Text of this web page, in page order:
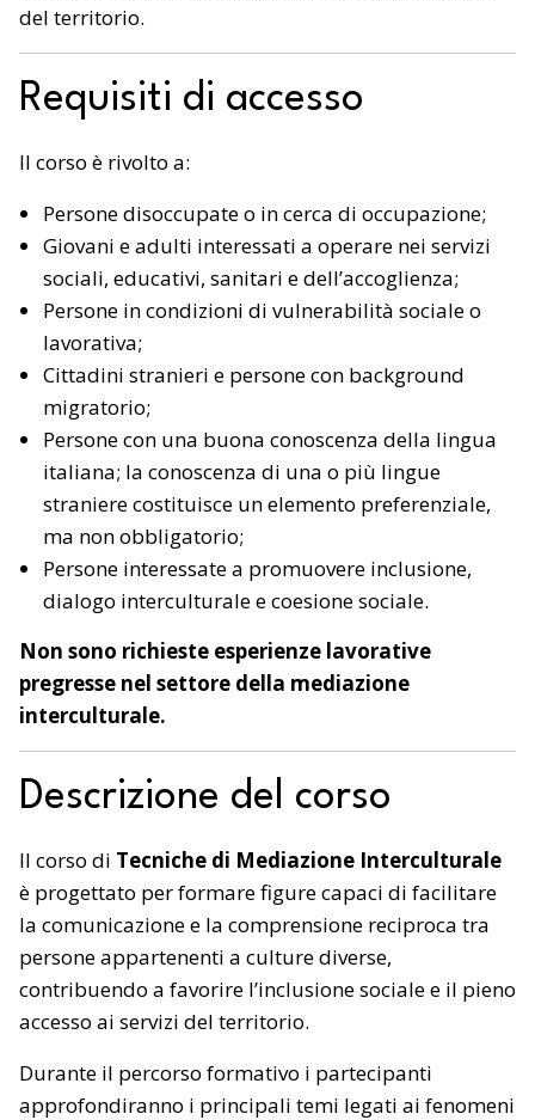
del territorio.
Requisiti di accesso
Il corso è rivolto a:
Persone disoccupate o in cerca di occupazione;
Giovani e adulti interessati a operare nei servizi
sociali, educativi, sanitari e dell’accoglienza;
Persone in condizioni di vulnerabilità sociale o
lavorativa;
Cittadini stranieri e persone con background
migratorio;
Persone con una buona conoscenza della lingua
italiana; la conoscenza di una o più lingue
straniere costituisce un elemento preferenziale,
ma non obbligatorio;
Persone interessate a promuovere inclusione,
dialogo interculturale e coesione sociale.
Non sono richieste esperienze lavorative
pregresse nel settore della mediazione
interculturale.
Descrizione del corso
Il corso di Tecniche di Mediazione Interculturale
è progettato per formare figure capaci di facilitare
la comunicazione e la comprensione reciproca tra
persone appartenenti a culture diverse,
contribuendo a favorire l’inclusione sociale e il pieno
accesso ai servizi del territorio.
Durante il percorso formativo i partecipanti
approfondiranno i principali temi legati ai fenomeni